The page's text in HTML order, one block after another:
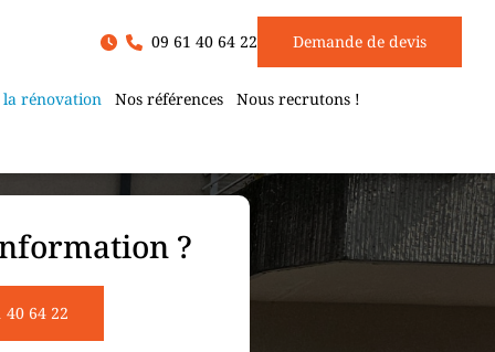
la rénovation Nos références Nous recrutons !
09 61 40 64 22 Demande de devis
?
40 64 22